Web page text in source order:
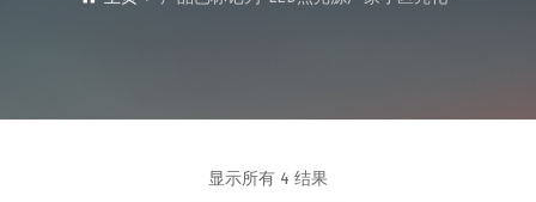
显示所有 4 结果